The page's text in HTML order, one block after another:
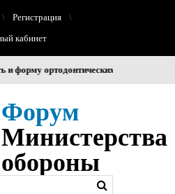
Регистрация
кабинет
ортодонтических капп на весь
Форум
Министерства
обороны